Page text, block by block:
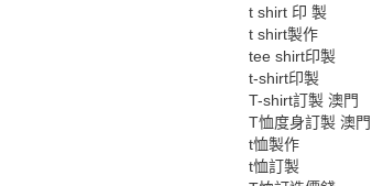
t shirt 印 製
t shirt製作
tee shirt印製
t-shirt印製
T-shirt訂製 澳門
T恤度身訂製 澳門
t恤製作
t恤訂製